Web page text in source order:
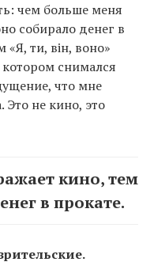
чем больше меня
собирало денег в
ти, він, воно»
снимался
что мне
Это не кино, это
кино, тем
в прокате.